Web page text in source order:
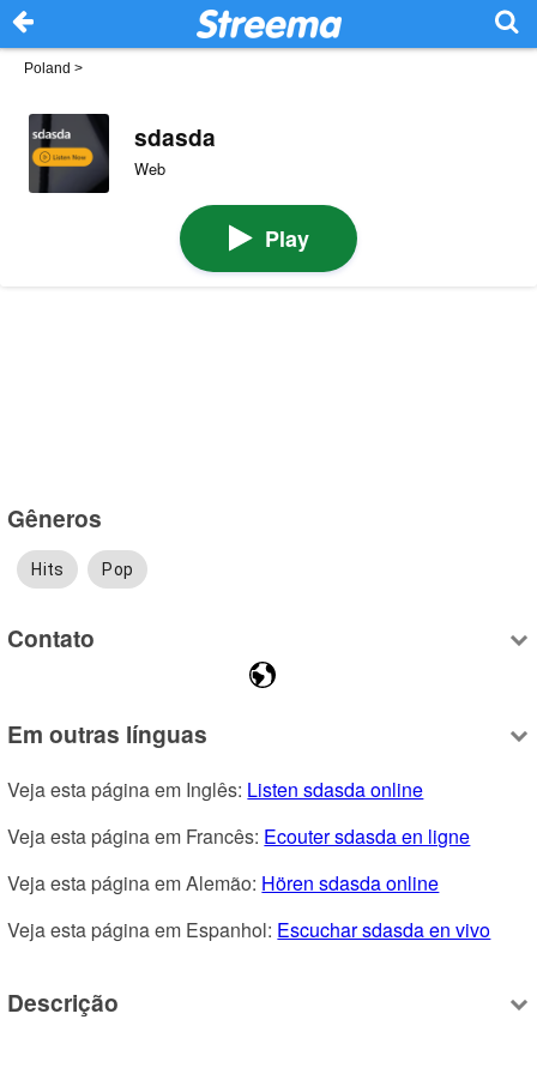
Poland >
sdasda
Web
Play
Gêneros
Hits Pop
Contato
Em outras línguas
Veja esta página em Inglês: Listen sdasda online
Veja esta página em Francês: Ecouter sdasda en ligne
Veja esta página em Alemão: Hören sdasda online
Veja esta página em Espanhol: Escuchar sdasda en vivo
Descrição